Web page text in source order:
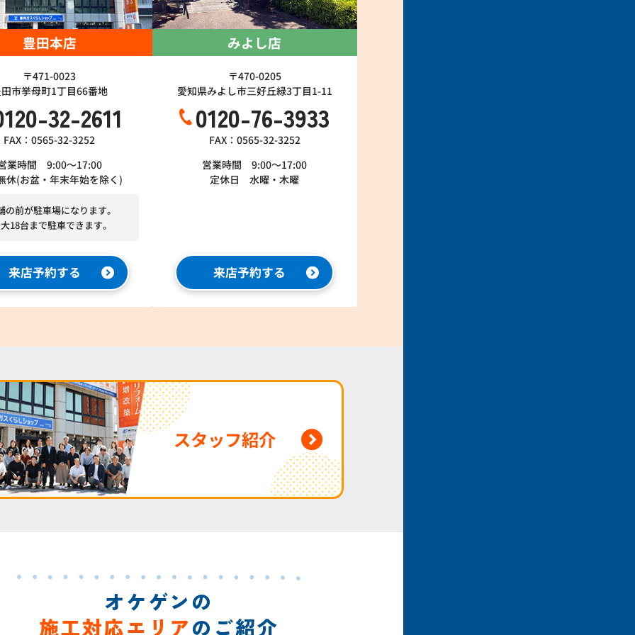
豊田本店
〒471-0023
市挙母町1丁目66番地
32-2611
FAX：0565-32-3252
業時間 9:00～17:00
休(お盆・年末年始を除く)
の前が駐車場になります。
18台まで駐車できます。
来店予約する
みよし店
〒470-0205
愛知県みよし市三好丘緑3丁目1-11
0120-76-3933
FAX：0565-32-3252
営業時間 9:00～17:00
定休日 水曜・木曜
来店予約する
スタッフ紹介
オケゲンの
施工対応エリアのご紹介